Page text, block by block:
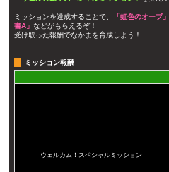
ミッションを達成することで、 「虹色のオーブ」
書A」 などがもらえるぞ！
受け取った報酬でなかまを育成しよう！
ミッション報酬
ウェルカム！スペシャルミッション